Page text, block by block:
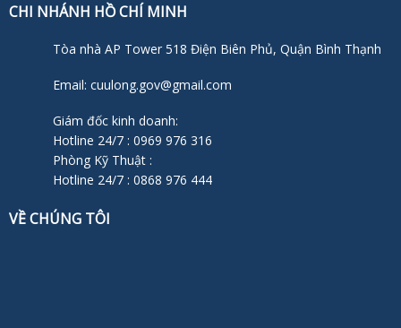
CHI NHÁNH HỒ CHÍ MINH
Tòa nhà AP Tower 518 Điện Biên Phủ, Quận Bình Thạnh
Email: cuulong.gov@gmail.com
Giám đốc kinh doanh:
Hotline 24/7 : 0969 976 316
Phòng Kỹ Thuật :
Hotline 24/7 : 0868 976 444
VỀ CHÚNG TÔI